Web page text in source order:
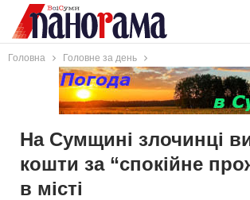
Головна Головне за день
На Сумщині злочинці
кошти за “спокійне
в місті